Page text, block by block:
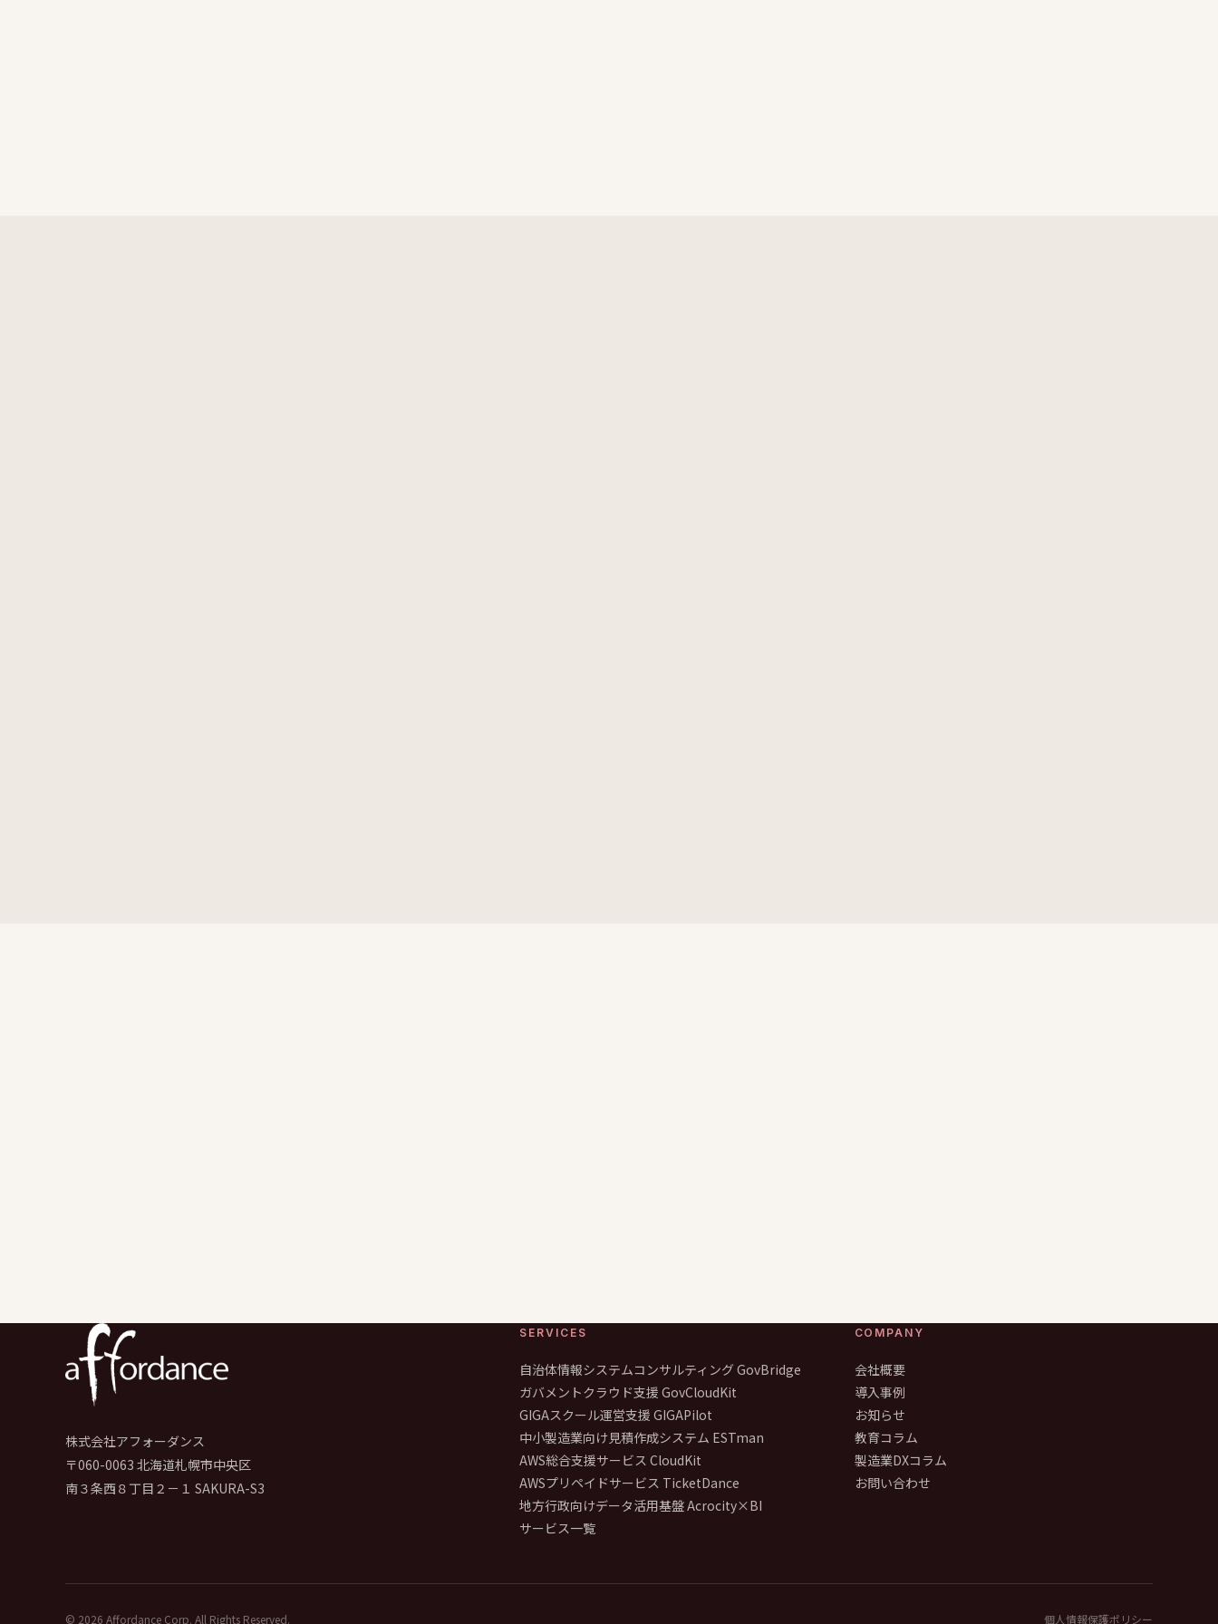
株式会社アフォーダンス
〒060-0063 北海道札幌市中央区
南３条西８丁目２－１ SAKURA-S3
SERVICES
自治体情報システムコンサルティング GovBridge
ガバメントクラウド支援 GovCloudKit
GIGAスクール運営支援 GIGAPilot
中小製造業向け見積作成システム ESTman
AWS総合支援サービス CloudKit
AWSプリペイドサービス TicketDance
地方行政向けデータ活用基盤 Acrocity×BI
サービス一覧
COMPANY
会社概要
導入事例
お知らせ
教育コラム
製造業DXコラム
お問い合わせ
© 2026 Affordance Corp. All Rights Reserved. 個人情報保護ポリシー